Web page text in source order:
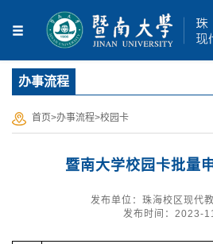
办事流程
首页>办事流程>校园卡
暨南大学校园卡批量
发布单位：珠海校区现代
发布时间：2023-